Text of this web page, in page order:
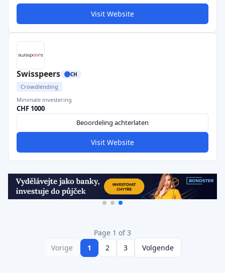
Visit Website
Swisspeers CH
Crowdlending
Minimale investering
CHF 1000
Beoordeling achterlaten
Visit Website
Page 1 of 3
Vorige
1 2 3 Volgende